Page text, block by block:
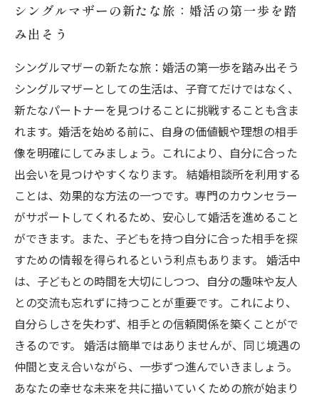
結婚相談所の上手な活用法：シングルマザーに
贈るアドバイス
成功のためのマインドセット：自分の幸せを最
優先に
婚活を楽しむ：シングルマザーたちの幸せな未
来の描き方
シングルマザーの新たな旅：婚活の第一歩を踏
み出そう
シングルマザーの新たな旅：婚活の第一歩を踏み出そう
シングルマザーとしての生活は、子育てだけではなく、
新たなパートナーを見つけることに挑戦することも含ま
れます。婚活を始める前に、自身の価値観や理想の相手
像を明確にしてみましょう。これにより、自分に合った
出会いを見つけやすくなります。 結婚相談所を利用する
ことは、効果的な方法の一つです。専門のカウンセラー
がサポートしてくれるため、安心して婚活を進めること
ができます。また、子どもを持つ自分に合った相手を探
すための情報を得られるという利点もあります。 婚活中
は、子どもとの時間を大切にしつつ、自分の趣味や友人
との交流も忘れずに持つことが重要です。これにより、
自分らしさを失わず、相手との信頼関係を築くことがで
きるのです。 婚活は簡単ではありませんが、同じ境遇の
仲間と支え合いながら、一歩ずつ進んでいきましょう。
あなたの幸せな未来を共に描いていくための旅が始まり